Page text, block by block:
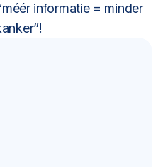
informatie = minder